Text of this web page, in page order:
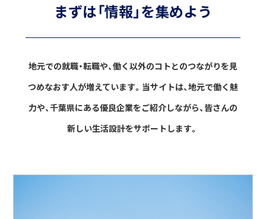
まずは「情報」を集めよう
地元での就職・転職や、働く以外のコトとのつながりを見
つめなおす人が増えています。 当サイトは、地元で働く魅
力や、千葉県にある優良企業をご紹介しながら、皆さんの
新しい生活設計をサポートします。